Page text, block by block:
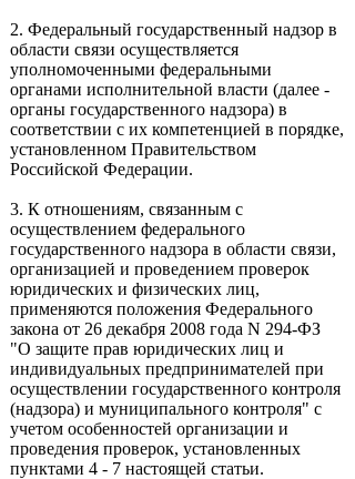
2. Федеральный государственный надзор в
области связи осуществляется
уполномоченными федеральными
органами исполнительной власти (далее -
органы государственного надзора) в
соответствии с их компетенцией в порядке,
установленном Правительством
Российской Федерации.
3. К отношениям, связанным с
осуществлением федерального
государственного надзора в области связи,
организацией и проведением проверок
юридических и физических лиц,
применяются положения Федерального
закона от 26 декабря 2008 года N 294-ФЗ
"О защите прав юридических лиц и
индивидуальных предпринимателей при
осуществлении государственного контроля
(надзора) и муниципального контроля" с
учетом особенностей организации и
проведения проверок, установленных
пунктами 4 - 7 настоящей статьи.